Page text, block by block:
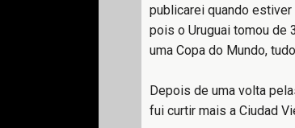
publicarei quando estiver
pois o Uruguai tomou de
uma Copa do Mundo,
Depois de uma volta
fui curtir mais a Ciudad